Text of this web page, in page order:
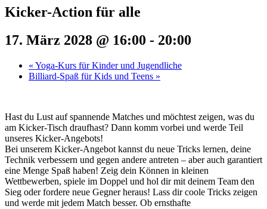
Kicker-Action für alle
17. März 2028 @ 16:00 - 20:00
« Yoga-Kurs für Kinder und Jugendliche
Billiard-Spaß für Kids und Teens »
Hast du Lust auf spannende Matches und möchtest zeigen, was du
am Kicker-Tisch draufhast? Dann komm vorbei und werde Teil
unseres Kicker-Angebots!
Bei unserem Kicker-Angebot kannst du neue Tricks lernen, deine
Technik verbessern und gegen andere antreten – aber auch garantiert
eine Menge Spaß haben! Zeig dein Können in kleinen
Wettbewerben, spiele im Doppel und hol dir mit deinem Team den
Sieg oder fordere neue Gegner heraus! Lass dir coole Tricks zeigen
und werde mit jedem Match besser. Ob ernsthafte